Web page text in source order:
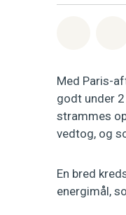
Med Paris-
godt under
strammes
vedtog, og
En bred
energimål,